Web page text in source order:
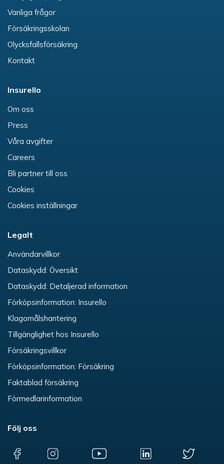
Vanliga frågor
Försäkringsskolan
Olycksfallsförsäkring
Kontakt
Insurello
Om oss
Press
Våra avgifter
Careers
Bli partner till oss
Cookies
Cookies inställningar
Legalt
Användarvillkor
Dataskydd: Översikt
Dataskydd: Detaljerad information
Förköpsinformation: Insurello
Klagomålshantering
Tillgänglighet hos Insurello
Försäkringsvillkor
Förköpsinformation: Försäkring
Faktablad försäkring
Förmedlarinformation
Följ oss